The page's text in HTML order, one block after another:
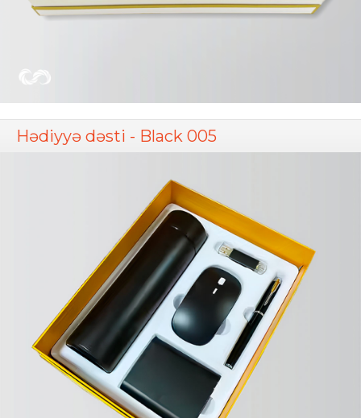
Hədiyyə dəsti - Black 005